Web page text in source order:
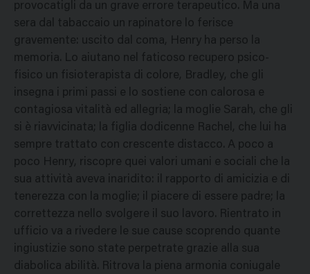
provocatigli da un grave errore terapeutico. Ma una
sera dal tabaccaio un rapinatore lo ferisce
gravemente: uscito dal coma, Henry ha perso la
memoria. Lo aiutano nel faticoso recupero psico-
fisico un fisioterapista di colore, Bradley, che gli
insegna i primi passi e lo sostiene con calorosa e
contagiosa vitalità ed allegria; la moglie Sarah, che gli
si è riavvicinata; la figlia dodicenne Rachel, che lui ha
sempre trattato con crescente distacco. A poco a
poco Henry, riscopre quei valori umani e sociali che la
sua attività aveva inaridito: il rapporto di amicizia e di
tenerezza con la moglie; il piacere di essere padre; la
correttezza nello svolgere il suo lavoro. Rientrato in
ufficio va a rivedere le sue cause scoprendo quante
ingiustizie sono state perpetrate grazie alla sua
diabolica abilità. Ritrova la piena armonia coniugale